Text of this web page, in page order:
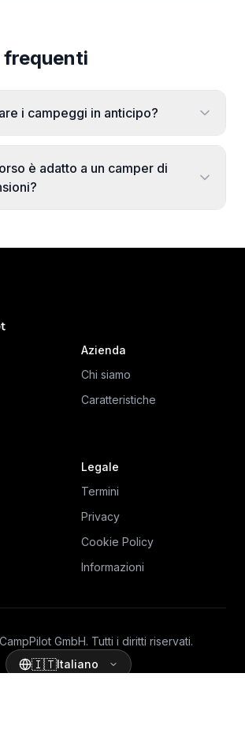
frequenti
i campeggi in anticipo?
è adatto a un camper di
Azienda
Chi siamo
Caratteristiche
Legale
Termini
Privacy
Cookie Policy
Informazioni
GmbH. Tutti i diritti riservati.
🇮🇹Italiano